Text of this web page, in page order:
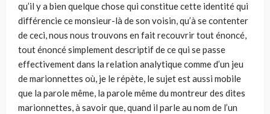
qu’il y a bien quelque chose qui constitue cette identité qui
différencie ce monsieur-là de son voisin, qu’à se contenter
de ceci, nous nous trouvons en fait recouvrir tout énoncé,
tout énoncé simplement descriptif de ce qui se passe
effectivement dans la relation analytique comme d’un jeu
de marionnettes où, je le répète, le sujet est aussi mobile
que la parole même, la parole même du montreur des dites
marionnettes, à savoir que, quand il parle au nom de l’un